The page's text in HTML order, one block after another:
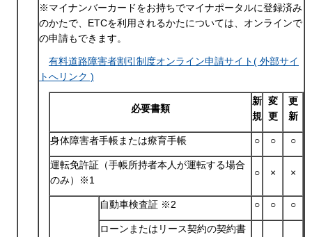
※マイナンバーカードをお持ちでマイナポータルに登録済み
のかたで、ETCを利用されるかたについては、オンラインで
の申請もできます。
有料道路障害者割引制度オンライン申請サイト( 外部サイ
トへリンク )
必要書類
新
規
変
更
更
新
身体障害者手帳または療育手帳 ○ ○ ○
運転免許証（手帳所持者本人が運転する場合
のみ）※1
○ × ×
自動車検査証 ※2 ○ ○ ○
ローンまたはリース契約の契約書